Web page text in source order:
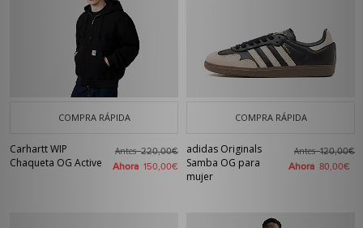
COMPRA RÁPIDA
Carhartt WIP
Chaqueta OG Active
Antes220,00€
Ahora 150,00€
COMPRA RÁPIDA
adidas Originals
Samba OG para
mujer
Antes120,00€
Ahora 80,00€